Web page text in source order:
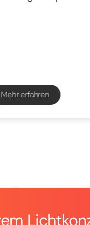
Mehr erfahren